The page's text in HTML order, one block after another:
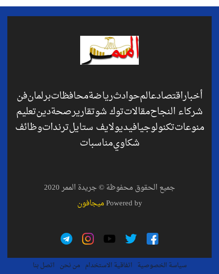
أخباراقتصادعالمحوادثرياضةمحافظاتبرلمانفن
شركاء النجاحمقالاتتوك شوتقاريرصحةدينتعليم
منوعاتتكنولوجيافيديولايف ستايلترنداتوظائف
شكاويمناسبات
جميع الحقوق محفوظة © جريدة الممر 2020
Powered byميجافون
سياسة الخصوصية اتفاقية الاستخدام من نحن اتصل بنا